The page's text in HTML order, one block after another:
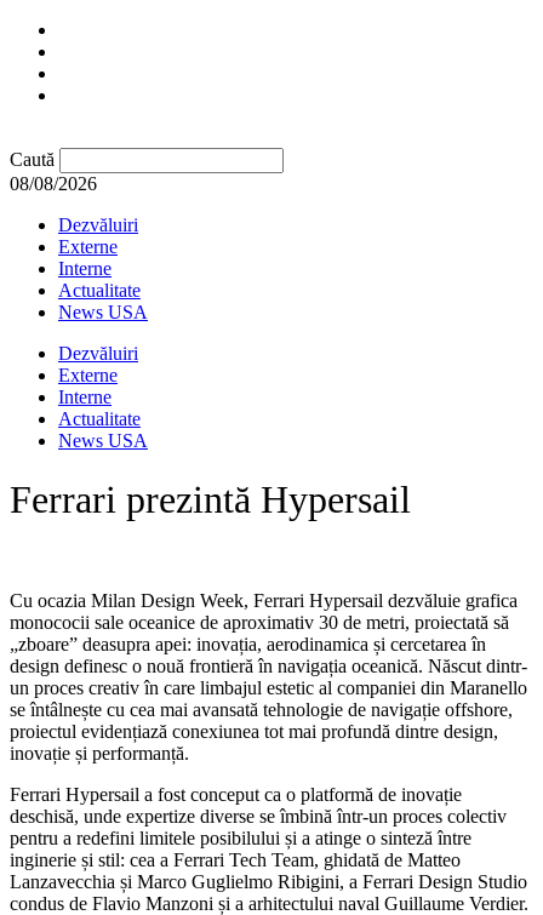
Caută
08/08/2026
Dezvăluiri
Externe
Interne
Actualitate
News USA
Dezvăluiri
Externe
Interne
Actualitate
News USA
Ferrari prezintă Hypersail
Cu ocazia Milan Design Week, Ferrari Hypersail dezvăluie grafica
monococii sale oceanice de aproximativ 30 de metri, proiectată să
„zboare” deasupra apei: inovația, aerodinamica și cercetarea în
design definesc o nouă frontieră în navigația oceanică. Născut dintr-
un proces creativ în care limbajul estetic al companiei din Maranello
se întâlnește cu cea mai avansată tehnologie de navigație offshore,
proiectul evidențiază conexiunea tot mai profundă dintre design,
inovație și performanță.
Ferrari Hypersail a fost conceput ca o platformă de inovație
deschisă, unde expertize diverse se îmbină într-un proces colectiv
pentru a redefini limitele posibilului și a atinge o sinteză între
inginerie și stil: cea a Ferrari Tech Team, ghidată de Matteo
Lanzavecchia și Marco Guglielmo Ribigini, a Ferrari Design Studio
condus de Flavio Manzoni și a arhitectului naval Guillaume Verdier.